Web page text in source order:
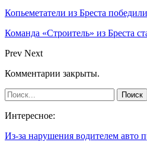
Копьеметатели из Бреста
Команда «Строитель» из Бреста
Prev Next
Комментарии закрыты.
Интересное:
Из-за нарушения водителем авто